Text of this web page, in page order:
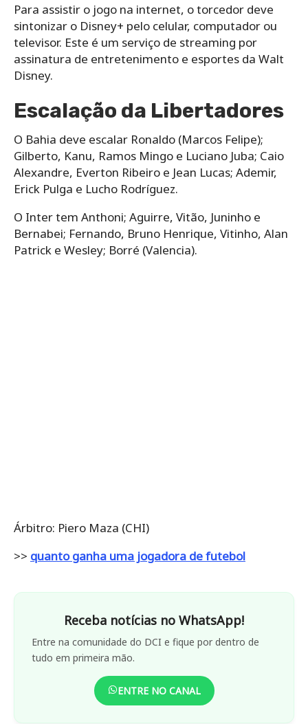
Para assistir o jogo na internet, o torcedor deve
sintonizar o Disney+ pelo celular, computador ou
televisor. Este é um serviço de streaming por
assinatura de entretenimento e esportes da Walt
Disney.
Escalação da Libertadores
O Bahia deve escalar Ronaldo (Marcos Felipe);
Gilberto, Kanu, Ramos Mingo e Luciano Juba; Caio
Alexandre, Everton Ribeiro e Jean Lucas; Ademir,
Erick Pulga e Lucho Rodríguez.
O Inter tem Anthoni; Aguirre, Vitão, Juninho e
Bernabei; Fernando, Bruno Henrique, Vitinho, Alan
Patrick e Wesley; Borré (Valencia).
Árbitro: Piero Maza (CHI)
>> quanto ganha uma jogadora de futebol
Receba notícias no WhatsApp!
Entre na comunidade do DCI e fique por dentro de
tudo em primeira mão.
ENTRE NO CANAL